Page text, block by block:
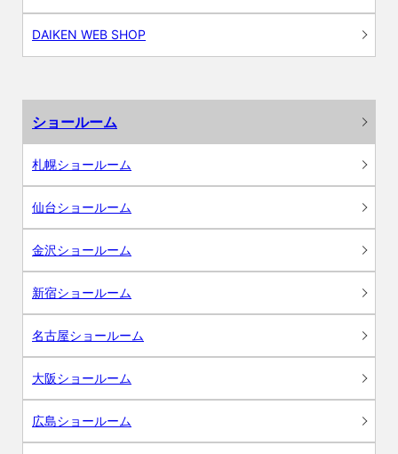
DAIKEN WEB SHOP
ショールーム
札幌ショールーム
仙台ショールーム
金沢ショールーム
新宿ショールーム
名古屋ショールーム
大阪ショールーム
広島ショールーム